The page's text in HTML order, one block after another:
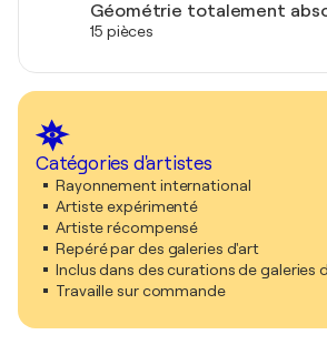
Géométrie totalement
15 pièces
Catégories d'artistes
Rayonnement international
Artiste expérimenté
Artiste récompensé
Repéré par des galeries d'art
Inclus dans des curations de galeries
Travaille sur commande